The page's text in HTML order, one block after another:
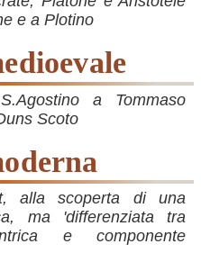
e a Plotino
a Tommaso
Scoto
alla scoperta di una
ma 'differenziata tra
e componente